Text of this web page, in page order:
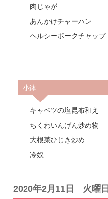
肉じゃが
あんかけチャーハン
ヘルシーポークチャップ
小鉢
キャベツの塩昆布和え
ちくわいんげん炒め物
大根菜ひじき炒め
冷奴
2020年2月11日 火曜日